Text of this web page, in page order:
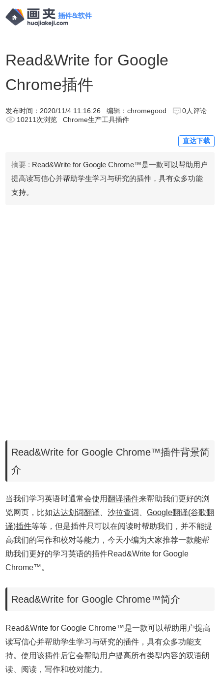
Read&Write for Google
Chrome插件
发布时间： 2020/11/4 11:16:26 编辑：chromegood
0人评论
10211次浏览
Chrome生产工具插件
直达下载
摘要 : Read&Write for Google Chrome™是一款可以帮助用户
提高读写信心并帮助学生学习与研究的插件，具有众多功能
支持。
Read&Write for Google Chrome™插件背景简
介
当我们学习英语时通常会使用翻译插件来帮助我们更好的浏
览网页，比如达达划词翻译 、沙拉查词 、Google翻译(谷歌翻
译)插件等等，但是插件只可以在阅读时帮助我们，并不能提
高我们的写作和校对等能力，今天小编为大家推荐一款能帮
助我们更好的学习英语的插件Read&Write for Google
Chrome™。
Read&Write for Google Chrome™简介
Read&Write for Google Chrome™是一款可以帮助用户提高
读写信心并帮助学生学习与研究的插件，具有众多功能支
持。使用该插件后它会帮助用户提高所有类型内容的双语朗
读、阅读，写作和校对能力。